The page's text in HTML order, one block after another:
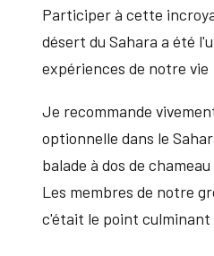
Participer à cette
désert du Sahara a été
expériences de notre vie
Je recommande
optionnelle dans le
balade à dos de
Les membres de notre
c'était le point culminant